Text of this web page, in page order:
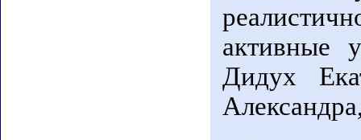
активные
Дидух